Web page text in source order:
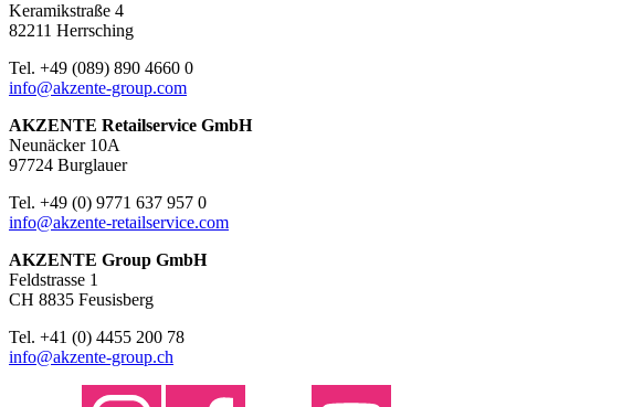
Keramikstraße 4
82211 Herrsching
Tel. +49 (089) 890 4660 0
info@akzente-group.com
AKZENTE Retailservice GmbH
Neunäcker 10A
97724 Burglauer
Tel. +49 (0) 9771 637 957 0
info@akzente-retailservice.com
AKZENTE Group GmbH
Feldstrasse 1
CH 8835 Feusisberg
Tel. +41 (0) 4455 200 78
info@akzente-group.ch